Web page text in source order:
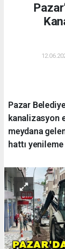
Pazar
kanalizasyon
meydana
hattı